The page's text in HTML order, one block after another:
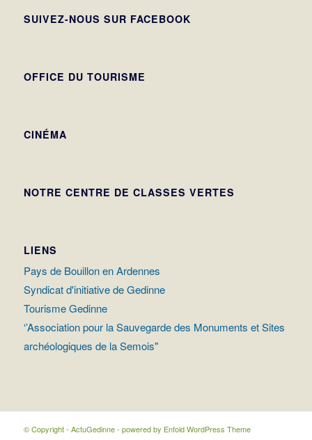
SUIVEZ-NOUS SUR FACEBOOK
OFFICE DU TOURISME
CINÉMA
NOTRE CENTRE DE CLASSES VERTES
LIENS
Pays de Bouillon en Ardennes
Syndicat d'initiative de Gedinne
Tourisme Gedinne
‘’Association pour la Sauvegarde des Monuments et Sites
archéologiques de la Semois"
© Copyright - ActuGedinne - powered by Enfold WordPress Theme